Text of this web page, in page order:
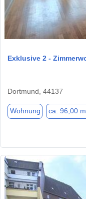
Exklusive 2 -
Dortmund, 44137
Wohnung ca. 96,00